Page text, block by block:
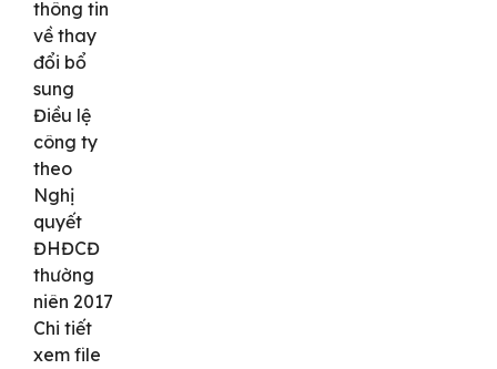
thông tin
về thay
đổi bổ
sung
Điều lệ
công ty
theo
Nghị
quyết
ĐHĐCĐ
thường
niên 2017
Chi tiết
xem file